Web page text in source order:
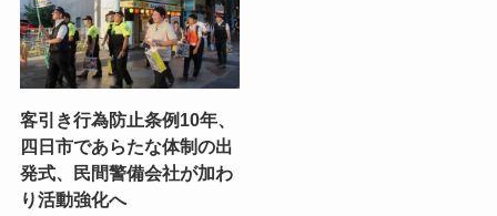
客引き行為防止条例10年、
四日市であらたな体制の出
発式、民間警備会社が加わ
り活動強化へ